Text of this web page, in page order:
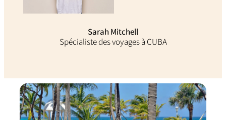
Sarah Mitchell
Spécialiste des voyages à CUBA